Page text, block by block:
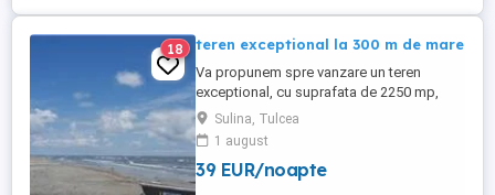
18 teren exceptional la 300 m de mare
Va propunem spre vanzare un teren
exceptional, cu suprafata de 2250 mp,
parcelat in loturi de 450 mp, in Sulina,
zona Unitatii Militare de
Radiotelecomunicatii. Terenul se vinde fie
in loturi individuale, fie in loturi comasate. -
Sulina, Tulcea
1 august
39 EUR/noapte